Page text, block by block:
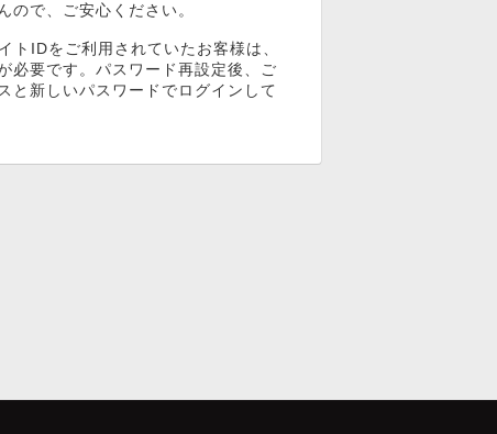
ので、ご安心ください。
トIDをご利用されていたお客様は、
必要です。パスワード再設定後、ご
と新しいパスワードでログインして